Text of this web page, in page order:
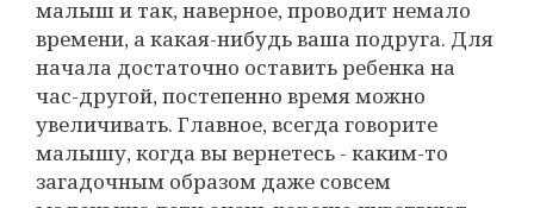
малыш и так, наверное, проводит немало
времени, а какая-нибудь ваша подруга. Для
начала достаточно оставить ребенка на
час-другой, постепенно время можно
увеличивать. Главное, всегда говорите
малышу, когда вы вернетесь - каким-то
загадочным образом даже совсем